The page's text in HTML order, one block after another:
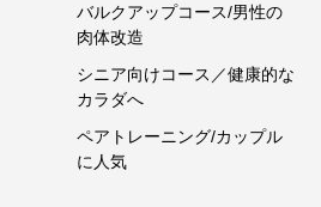
バルクアップコース/男性の
肉体改造
シニア向けコース／健康的な
カラダへ
ペアトレーニング/カップル
に人気